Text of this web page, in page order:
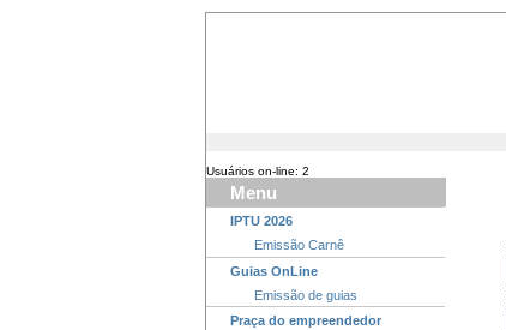
Usuários on-line: 2
Menu
IPTU 2026
Emissão Carnê
Guias OnLine
Emissão de guias
Praça do empreendedor